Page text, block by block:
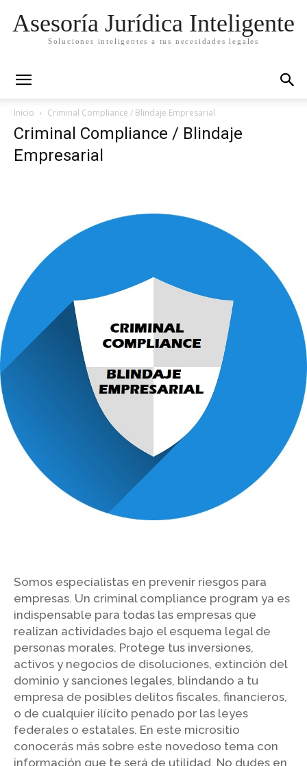
Asesoría Jurídica Inteligente
Soluciones inteligentes a tus necesidades legales
Inicio Criminal Compliance / Blindaje Empresarial
Criminal Compliance / Blindaje
Empresarial
Somos especialistas en prevenir riesgos para
empresas. Un criminal compliance program ya es
indispensable para todas las empresas que
realizan actividades bajo el esquema legal de
personas morales. Protege tus inversiones,
activos y negocios de disoluciones, extinción del
dominio y sanciones legales, blindando a tu
empresa de posibles delitos fiscales, financieros,
o de cualquier ilícito penado por las leyes
federales o estatales. En este micrositio
conocerás más sobre este novedoso tema con
información que te será de utilidad. No dudes en